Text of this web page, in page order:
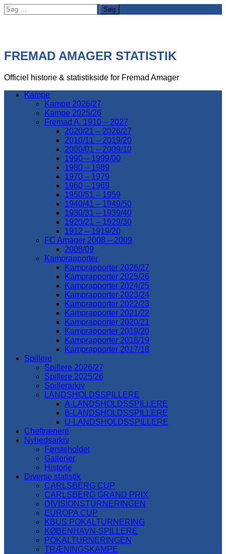
Søg
efter:
FREMAD AMAGER STATISTIK
Officiel historie & statistikside for Fremad Amager
Kampe
Kampe 2026/27
Kampe 2025/26
Fremad A. 1910 – 2027
2020/21 – 2026/27
2010/11 – 2019/20
2000/01 – 2009/10
1990 – 1999/00
1980 – 1989
1970 – 1979
1960 – 1969
1950/51 – 1959
1940/41 – 1949/50
1930/31 – 1939/40
1920/21 – 1929/30
1912 – 1919/20
FC Amager 2008 – 2009
2008/09
Kamprapporter
Kamprapporter 2026/27
Kamprapporter 2025/26
Kamprapporter 2024/25
Kamprapporter 2023/24
Kamprapporter 2022/23
Kamprapporter 2021/22
Kamprapporter 2020/21
Kamprapporter 2019/20
Kamprapporter 2018/19
Kamprapporter 2017/18
Spillere
Spillere 2026/27
Spillere 2025/26
Spillerarkiv
LANDSHOLDSSPILLERE
A-LANDSHOLDSSPILLERE
B-LANDSHOLDSSPILLERE
U-LANDSHOLDSSPILLERE
Cheftrænere
Nyhedsarkiv
Førsteholdet
Gallerier
Historie
Diverse statistik
CARLSBERG CUP
CARLSBERG GRAND PRIX
DIVISIONSTURNERINGEN
EUROPA CUP
KBUS POKALTURNERING
KØBENHAVN-SPILLERE
POKALTURNERINGEN
TRÆNINGSKAMPE